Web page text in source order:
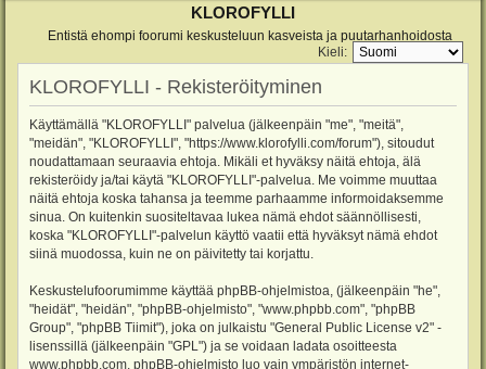
KLOROFYLLI
Entistä ehompi foorumi keskusteluun kasveista ja puutarhanhoidosta
Kieli:
KLOROFYLLI - Rekisteröityminen
Käyttämällä "KLOROFYLLI" palvelua (jälkeenpäin "me", "meitä",
"meidän", "KLOROFYLLI", "https://www.klorofylli.com/forum"), sitoudut
noudattamaan seuraavia ehtoja. Mikäli et hyväksy näitä ehtoja, älä
rekisteröidy ja/tai käytä "KLOROFYLLI"-palvelua. Me voimme muuttaa
näitä ehtoja koska tahansa ja teemme parhaamme informoidaksemme
sinua. On kuitenkin suositeltavaa lukea nämä ehdot säännöllisesti,
koska "KLOROFYLLI"-palvelun käyttö vaatii että hyväksyt nämä ehdot
siinä muodossa, kuin ne on päivitetty tai korjattu.
Keskustelufoorumimme käyttää phpBB-ohjelmistoa, (jälkeenpäin "he",
"heidät", "heidän", "phpBB-ohjelmisto", "www.phpbb.com", "phpBB
Group", "phpBB Tiimit"), joka on julkaistu "General Public License v2" -
lisenssillä (jälkeenpäin "GPL") ja se voidaan ladata osoitteesta
www.phpbb.com . phpBB-ohjelmisto luo vain ympäristön internet-